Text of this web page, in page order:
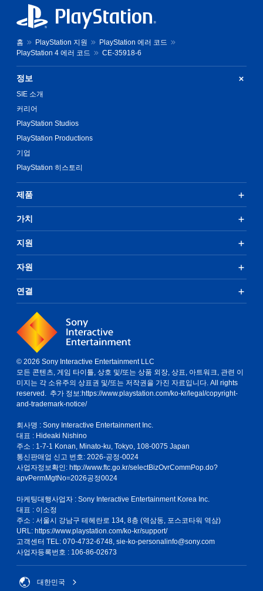
홈 PlayStation 지원
PlayStation 에러 코드
PlayStation 4 에러 코드
CE-35918-6
정보
SIE 소개
커리어
PlayStation Studios
PlayStation Productions
기업
PlayStation 히스토리
제품
가치
지원
자원
연결
© 2026 Sony Interactive Entertainment LLC
모든 콘텐츠, 게임 타이틀, 상호 및/또는 상품 외장, 상표, 아트워크, 관련 이
미지는 각 소유주의 상표권 및/또는 저작권을 가진 자료입니다. All rights
reserved. 추가 정보:https://www.playstation.com/ko-kr/legal/copyright-
and-trademark-notice/
회사명 : Sony Interactive Entertainment Inc.
대표 : Hideaki Nishino
주소 : 1-7-1 Konan, Minato-ku, Tokyo, 108-0075 Japan
통신판매업 신고 번호: 2026-공정-0024
사업자정보확인: http://www.ftc.go.kr/selectBizOvrCommPop.do?
apvPermMgtNo=2026공정0024
마케팅대행사업자 : Sony Interactive Entertainment Korea Inc.
대표 : 이소정
주소 : 서울시 강남구 테헤란로 134, 8층 (역삼동, 포스코타워 역삼)
URL: https://www.playstation.com/ko-kr/support/
고객센터 TEL: 070-4732-6748, sie-ko-personalinfo@sony.com
사업자등록번호 : 106-86-02673
대한민국